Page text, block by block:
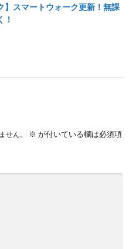
】スマートウォーク更新！無課
！
せん。 ※ が付いている欄は必須項